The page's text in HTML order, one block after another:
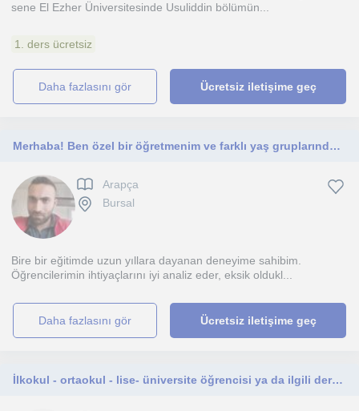
sene El Ezher Üniversitesinde Usuliddin bölümün...
1. ders ücretsiz
daha fazlasını gör Ücretsiz iletişime geç
Merhaba! Ben özel bir öğretmenim ve farklı yaş gruplarından öğrencilerle çalışmaktan keyif alıyorum. Derslerim özellikle temel sev
Arapça
Bursal
Bire bir eğitimde uzun yıllara dayanan deneyime sahibim.
Öğrencilerimin ihtiyaçlarını iyi analiz eder, eksik oldukl...
daha fazlasını gör Ücretsiz iletişime geç
İlkokul - ortaokul - lise- üniversite öğrencisi ya da ilgili dersleri öğrenmek isteyen herkes